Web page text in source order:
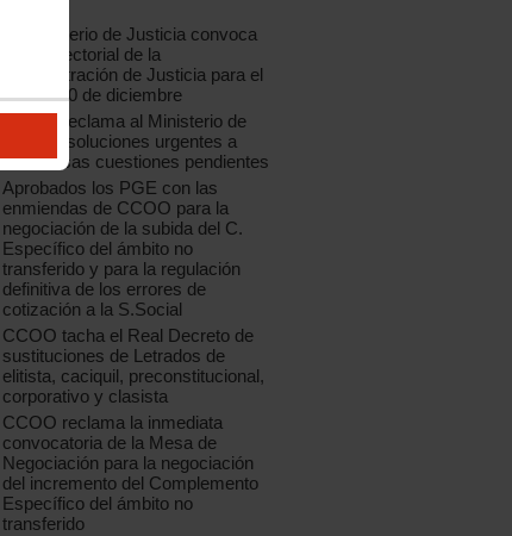
El Ministerio de Justicia convoca
Mesa Sectorial de la
Administración de Justicia para el
jueves 10 de diciembre
CCOO reclama al Ministerio de
Justicia soluciones urgentes a
numerosas cuestiones pendientes
Aprobados los PGE con las
enmiendas de CCOO para la
negociación de la subida del C.
Específico del ámbito no
transferido y para la regulación
definitiva de los errores de
cotización a la S.Social
CCOO tacha el Real Decreto de
sustituciones de Letrados de
elitista, caciquil, preconstitucional,
corporativo y clasista
CCOO reclama la inmediata
convocatoria de la Mesa de
Negociación para la negociación
del incremento del Complemento
Específico del ámbito no
transferido